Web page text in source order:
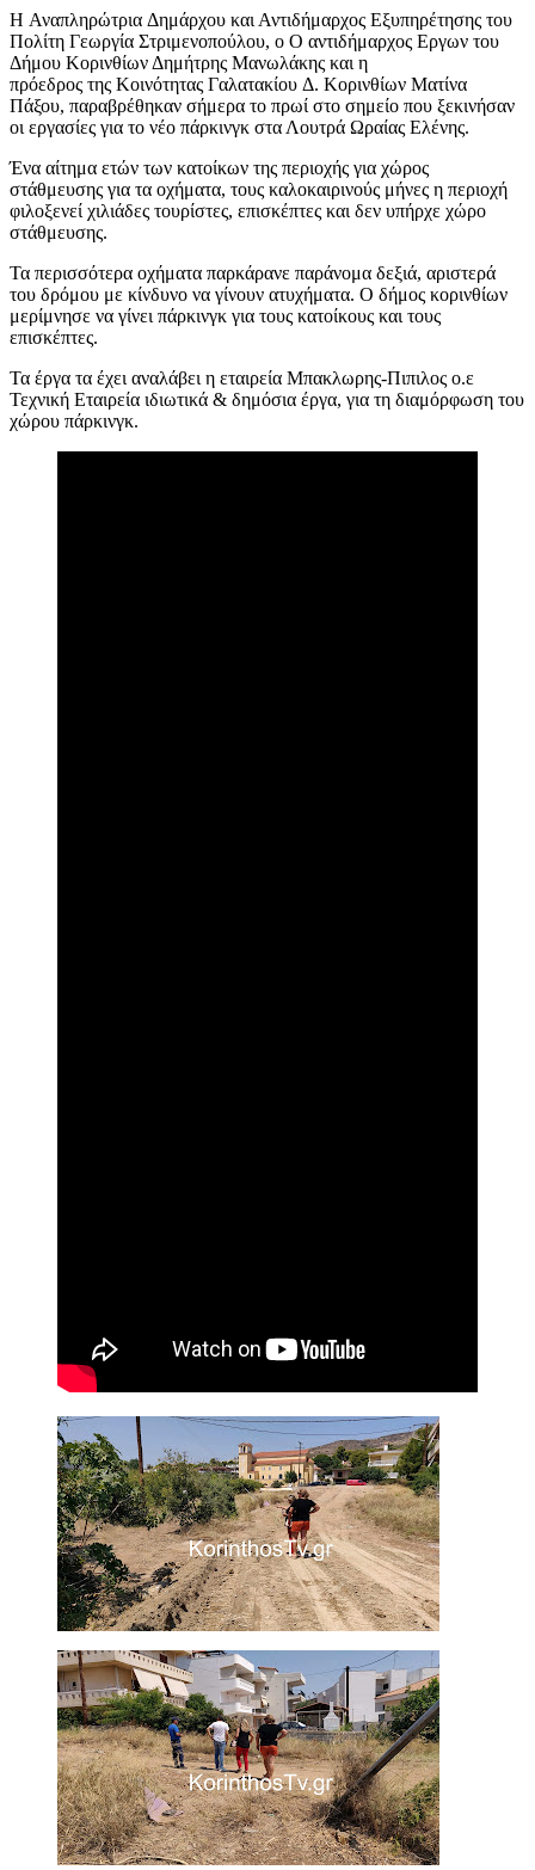
H Αναπληρώτρια Δημάρχου και Αντιδήμαρχος Εξυπηρέτησης του
Πολίτη Γεωργία Στριμενοπούλου, o O αντιδήμαρχος Εργων του
Δήμου Κορινθίων Δημήτρης Μανωλάκης και η
πρόεδρος της Κοινότητας Γαλατακίου Δ. Κορινθίων Ματίνα
Πάξου, παραβρέθηκαν σήμερα το πρωί στο σημείο που ξεκινήσαν
οι εργασίες για το νέο πάρκινγκ στα Λουτρά Ωραίας Ελένης.
Ένα αίτημα ετών των κατοίκων της περιοχής για χώρος
στάθμευσης για τα οχήματα, τους καλοκαιρινούς μήνες η περιοχή
φιλοξενεί χιλιάδες τουρίστες, επισκέπτες και δεν υπήρχε χώρο
στάθμευσης.
Τα περισσότερα οχήματα παρκάρανε παράνομα δεξιά, αριστερά
του δρόμου με κίνδυνο να γίνουν ατυχήματα. Ο δήμος κορινθίων
μερίμνησε να γίνει πάρκινγκ για τους κατοίκους και τους
επισκέπτες.
Τα έργα τα έχει αναλάβει η εταιρεία Μπακλωρης-Πιπιλος ο.ε
Τεχνική Εταιρεία ιδιωτικά & δημόσια έργα, για τη διαμόρφωση του
χώρου πάρκινγκ.